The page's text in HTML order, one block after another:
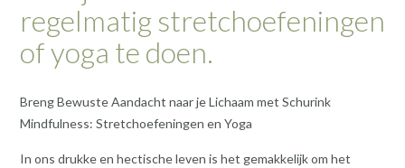
regelmatig stretchoefeningen
of yoga te doen.
Breng Bewuste Aandacht naar je Lichaam met Schurink
Mindfulness: Stretchoefeningen en Yoga
In ons drukke en hectische leven is het gemakkelijk om het